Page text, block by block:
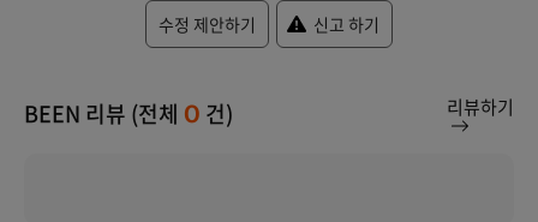
수정 제안하기 신고 하기
BEEN 리뷰 (전체 0 건) 리뷰하기